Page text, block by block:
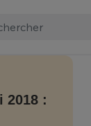
2018 :